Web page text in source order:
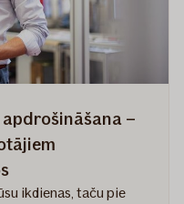
–
ikdienas, taču pie